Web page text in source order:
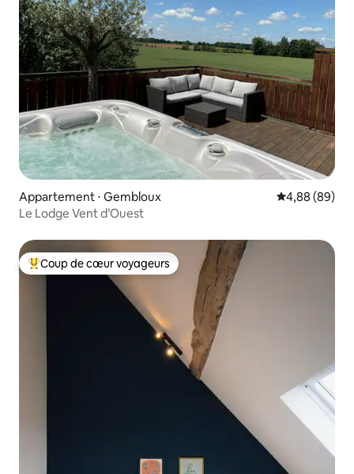
Appartement ⋅ Gembloux Évaluation
4,88 (89)
Le Lodge Vent d’Ouest
Coups de cœur voyageurs les plus appréciés
Coup de cœur voyageurs